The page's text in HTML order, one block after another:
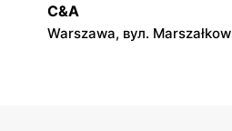
C&A
Warszawa, вул.